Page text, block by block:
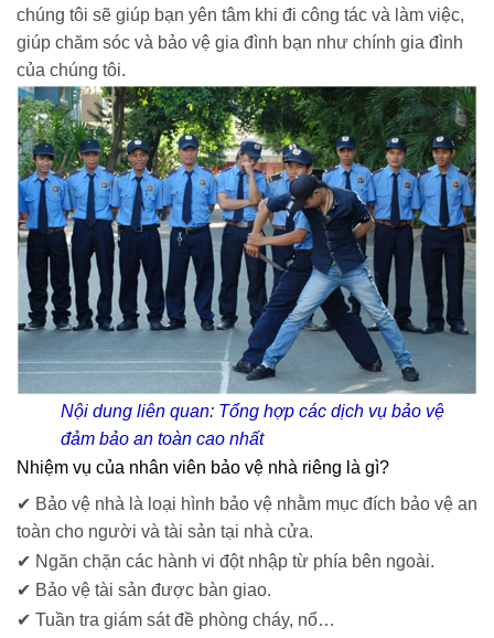
chúng tôi sẽ giúp bạn yên tâm khi đi công tác và làm việc,
giúp chăm sóc và bảo vệ gia đình bạn như chính gia đình
của chúng tôi.
Nội dung liên quan: Tổng hợp các dịch vụ bảo vệ
đảm bảo an toàn cao nhất
Nhiệm vụ của nhân viên bảo vệ nhà riêng là gì?
✔ Bảo vệ nhà là loại hình bảo vệ nhằm mục đích bảo vệ an
toàn cho người và tài sản tại nhà cửa.
✔ Ngăn chặn các hành vi đột nhập từ phía bên ngoài.
✔ Bảo vệ tài sản được bàn giao.
✔ Tuần tra giám sát đề phòng cháy, nổ…